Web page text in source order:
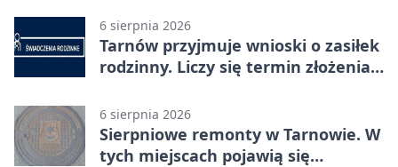
6 sierpnia 2026
Tarnów przyjmuje wnioski o zasiłek
rodzinny. Liczy się termin złożenia
6 sierpnia 2026
Sierpniowe remonty w Tarnowie. W
tych miejscach pojawią się